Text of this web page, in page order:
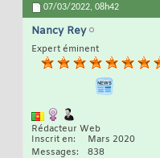
07/03/2022, 08h42
Nancy Rey
Expert éminent
Rédacteur Web
Inscrit en
Mars 2020
Messages
838